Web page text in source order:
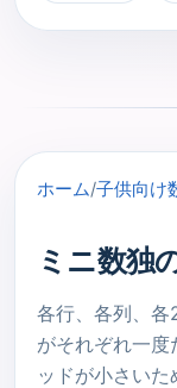
ホーム/子供向け
ミニ数独
各行、各列、
がそれぞれ一度
ッドが小さい